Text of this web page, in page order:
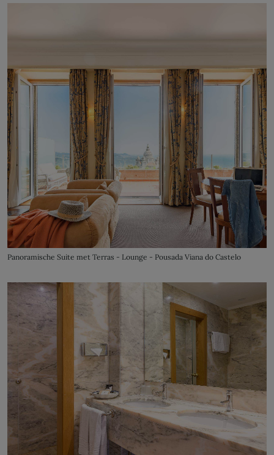
Panoramische Suite met Terras - Lounge - Pousada Viana do Castelo